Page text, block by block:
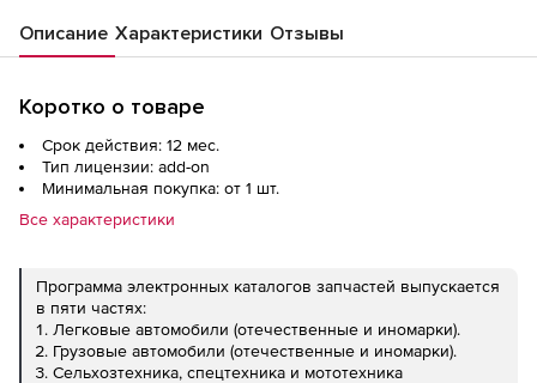
Описание Характеристики Отзывы
Коротко о товаре
Срок действия: 12 мес.
Тип лицензии: add-on
Минимальная покупка: от 1 шт.
Все характеристики
Программа электронных каталогов запчастей выпускается
в пяти частях:
Легковые автомобили (отечественные и иномарки).
Грузовые автомобили (отечественные и иномарки).
Сельхозтехника, спецтехника и мототехника